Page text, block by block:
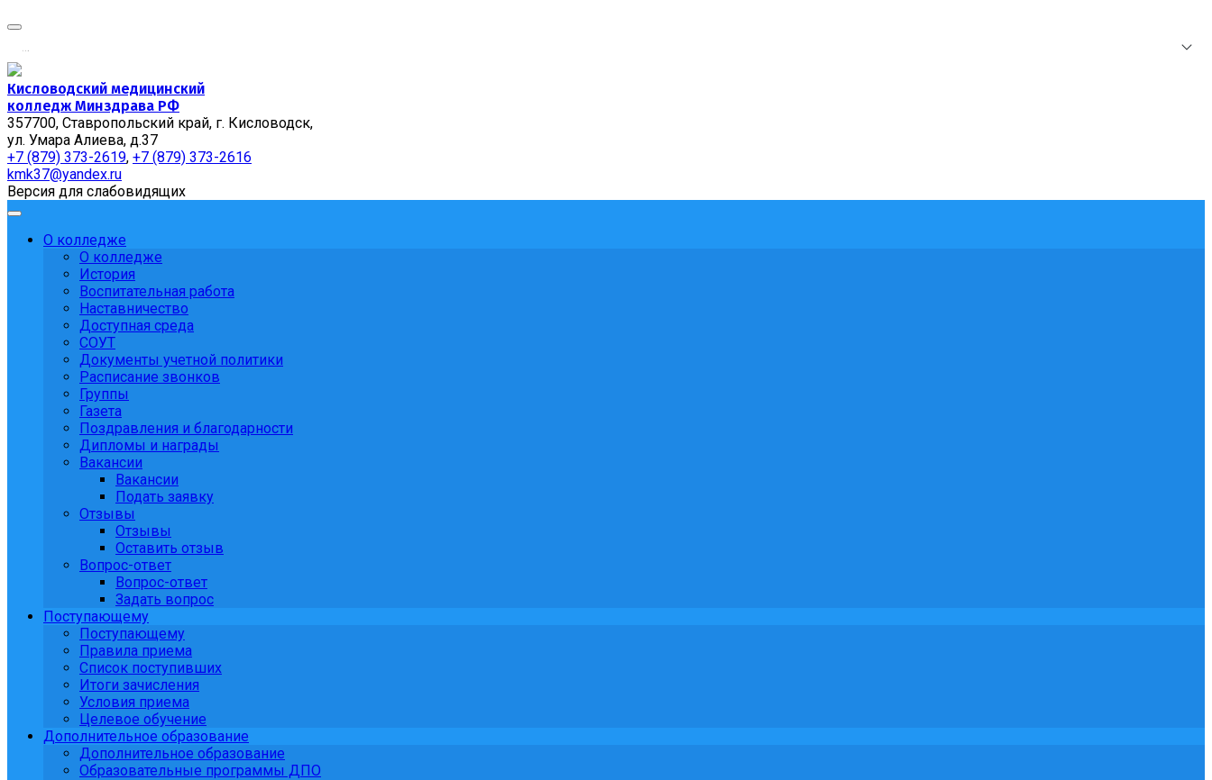
...
Кисловодский медицинский
колледж Минздрава РФ
357700, Ставропольский край, г. Кисловодск,
ул. Умара Алиева, д.37
+7 (879) 373-2619, +7 (879) 373-2616
kmk37@yandex.ru
Версия для слабовидящих
О колледже
О колледже
История
Воспитательная работа
Наставничество
Доступная среда
СОУТ
Документы учетной политики
Расписание звонков
Группы
Газета
Поздравления и благодарности
Дипломы и награды
Вакансии
Вакансии
Подать заявку
Отзывы
Отзывы
Оставить отзыв
Вопрос-ответ
Вопрос-ответ
Задать вопрос
Поступающему
Поступающему
Правила приема
Список поступивших
Итоги зачисления
Условия приема
Целевое обучение
Дополнительное образование
Дополнительное образование
Образовательные программы ДПО